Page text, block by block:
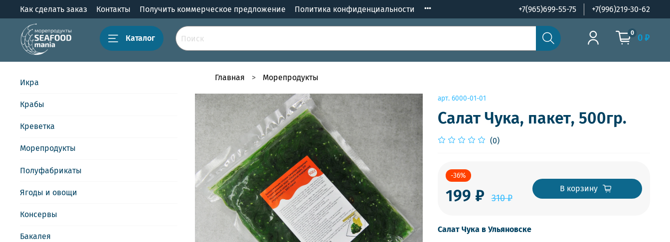
Как сделать заказ Контакты Получить коммерческое предложение Политика конфиденциальности +7(965)699-55-75 +7(996)219-30-62
Каталог
0 0 ₽
Главная Морепродукты
арт. 6000-01-01
Салат Чука, пакет, 500гр.
(0)
-36%
199 ₽ 310 ₽
В корзину
Салат Чука в Ульяновске
Икра
Крабы
Креветка
Морепродукты
Полуфабрикаты
Ягоды и овощи
Консервы
Бакалея